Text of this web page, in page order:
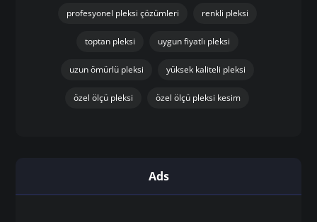
profesyonel pleksi çözümleri renkli pleksi
toptan pleksi uygun fiyatlı pleksi
uzun ömürlü pleksi yüksek kaliteli pleksi
özel ölçü pleksi özel ölçü pleksi kesim
Ads